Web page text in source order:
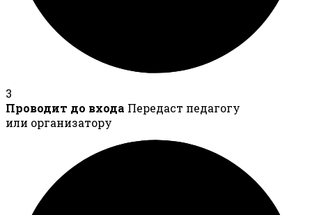
3
Проводит до входа Передаст педагогу
или организатору